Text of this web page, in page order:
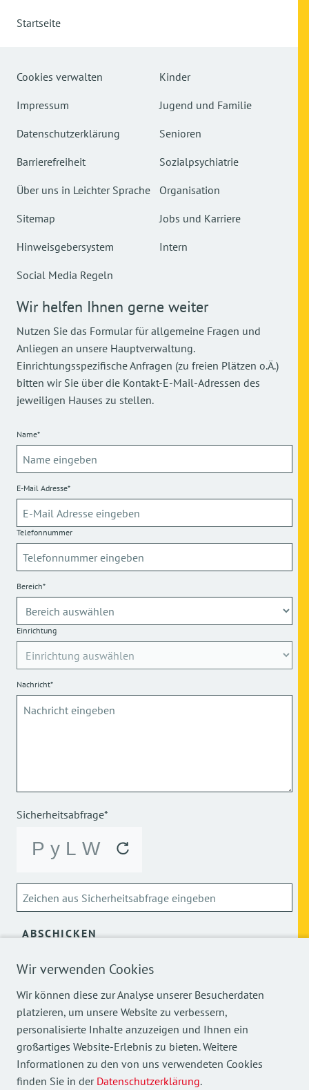
Wir verwenden Cookies
Wir können diese zur Analyse unserer Besucherdaten
platzieren, um unsere Website zu verbessern,
personalisierte Inhalte anzuzeigen und Ihnen ein
großartiges Website-Erlebnis zu bieten. Weitere
Informationen zu den von uns verwendeten Cookies
finden Sie in der Datenschutzerklärung.
Startseite
Cookies verwalten
Impressum
Datenschutzerklärung
Barrierefreiheit
Über uns in Leichter Sprache
Sitemap
Hinweisgebersystem
Social Media Regeln
Kinder
Jugend und Familie
Senioren
Sozialpsychiatrie
Organisation
Jobs und Karriere
Intern
Wir helfen Ihnen gerne weiter
Nutzen Sie das Formular für allgemeine Fragen und
Anliegen an unsere Hauptverwaltung.
Einrichtungsspezifische Anfragen (zu freien Plätzen o.Ä.)
bitten wir Sie über die Kontakt-E-Mail-Adressen des
jeweiligen Hauses zu stellen.
Name*
E-Mail Adresse*
Telefonnummer
Bereich*
Einrichtung
Nachricht*
Sicherheitsabfrage*
ABSCHICKEN
Über die Verarbeitung meiner personenbezogenen Daten